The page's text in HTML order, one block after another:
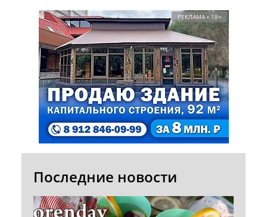
РЕКЛАМА • 18+
Последние новости